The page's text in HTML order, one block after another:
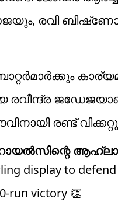
രവി
രവീന്ദ്ര
രണ്ട്
display to
run victory 👏